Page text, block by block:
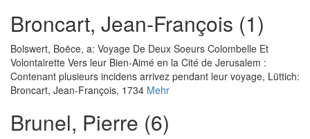
Broncart, Jean-François (1)
Bolswert, Boëce, a: Voyage De Deux Soeurs Colombelle Et
Volontairette Vers leur Bien-Aimé en la Cité de Jerusalem :
Contenant plusieurs incidens arrivez pendant leur voyage, Lüttich:
Broncart, Jean-François, 1734 Mehr
Brunel, Pierre (6)